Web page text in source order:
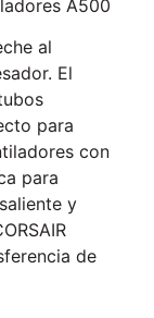
A500
al
El
para
con
para
y
de